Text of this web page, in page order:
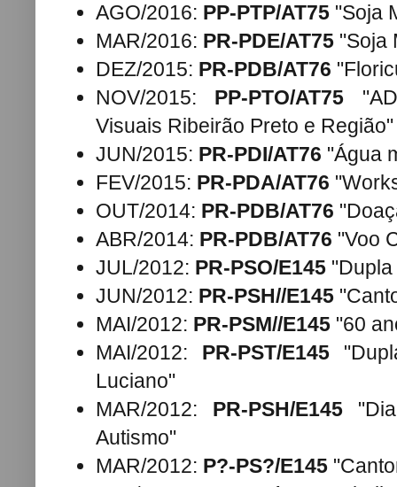
AGO/2016: PP-PTP/AT75 "Soja
MAR/2016: PR-PDE/AT75 "Soja
DEZ/2015: PR-PDB/AT76
NOV/2015: PP-PTO/AT75
Visuais Ribeirão Preto e Região"
JUN/2015: PR-PDI/AT76 "Água
FEV/2015: PR-PDA/AT76
OUT/2014: PR-PDB/AT76
ABR/2014: PR-PDB/AT76 "Voo
JUL/2012: PR-PSO/E145
JUN/2012: PR-PSH//E145
MAI/2012: PR-PSM//E145 "60
MAI/2012: PR-PST/E145
Luciano"
MAR/2012: PR-PSH/E145
Autismo"
MAR/2012: P?-PS?/E145